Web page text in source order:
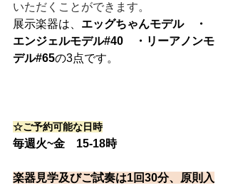
いただくことができます。
展示楽器は、 エッグちゃんモデル　・
エンジェルモデル#40　・リーアノンモ
デル#65の3点です。
☆ご予約可能な日時
毎週火~金　15‐18時
楽器見学及びご試奏は1回30分、原則入